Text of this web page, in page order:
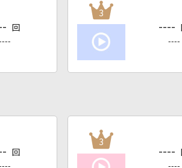
回
3
----
----
回
3
----
----